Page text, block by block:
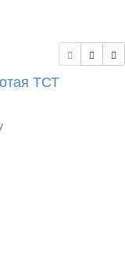
ТСТ